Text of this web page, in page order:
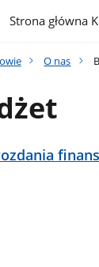
Strona główna
O nas